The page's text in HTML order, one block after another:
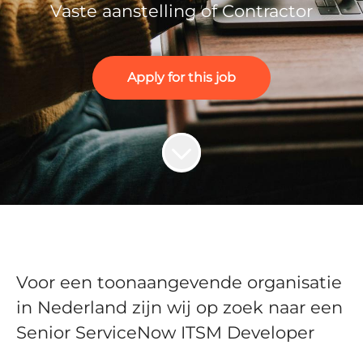
Vaste aanstelling of Contractor
Apply for this job
Voor een toonaangevende organisatie
in Nederland zijn wij op zoek naar een
Senior ServiceNow ITSM Developer